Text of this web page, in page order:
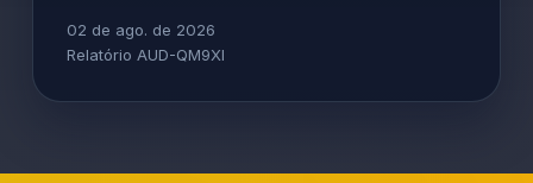
02 de ago. de 2026
Relatório AUD-QM9XI